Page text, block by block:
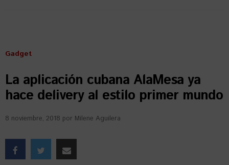
Gadget
La aplicación cubana AlaMesa ya
hace delivery al estilo primer mundo
8 noviembre, 2018 por Milene Aguilera